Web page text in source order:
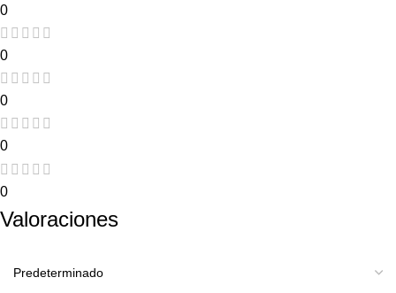
0
0
0
0
0
Valoraciones